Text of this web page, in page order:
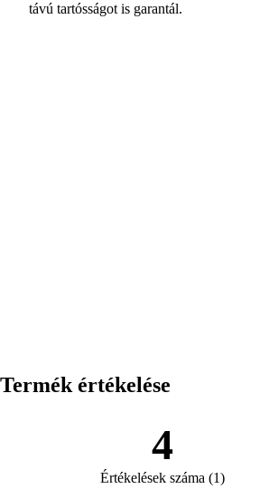
távú tartósságot is garantál.
Termék értékelése
4
Értékelések száma (1)